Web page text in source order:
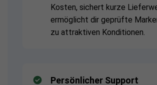
Kosten, sichert kurze
ermöglicht dir geprüfte
zu attraktiven Konditionen.
Persönlicher Support